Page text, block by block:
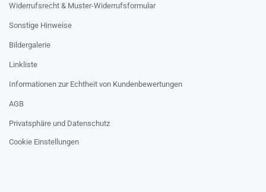
Widerrufsrecht & Muster-Widerrufsformular
Sonstige Hinweise
Bildergalerie
Linkliste
Informationen zur Echtheit von Kundenbewertungen
AGB
Privatsphäre und Datenschutz
Cookie Einstellungen